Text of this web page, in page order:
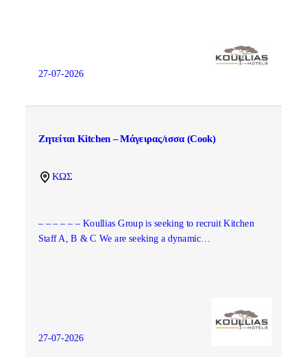
27-07-2026
Ζητείται Kitchen – Μάγειρας/ισσα (Cook)
ΚΩΣ
– – – – – – Koullias Group is seeking to recruit Kitchen
Staff A, B & C We are seeking a dynamic…
27-07-2026